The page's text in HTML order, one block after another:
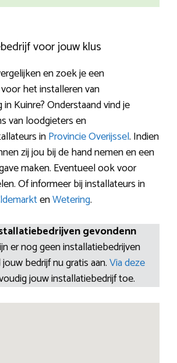
voor jouw klus
en zoek je een
het installeren van
Kuinre? Onderstaand vind je
van loodgieters en
inProvincie Overijssel. Indien
zij jou bij de hand nemen en een
maken. Eventueel ook voor
Of informeer bij installateurs in
enWetering.
gevondenn
er nog geen installatiebedrijven
bedrijf nu gratis aan.Via deze
jouw installatiebedrijf toe.